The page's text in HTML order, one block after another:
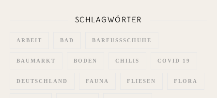
SCHLAGWÖRTER
ARBEIT BAD BARFUSSSCHUHE
BAUMARKT BODEN CHILIS COVID 19
DEUTSCHLAND FAUNA FLIESEN FLORA